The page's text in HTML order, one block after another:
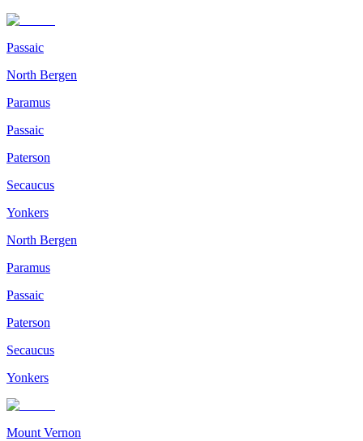
Passaic
North Bergen
Paramus
Passaic
Paterson
Secaucus
Yonkers
North Bergen
Paramus
Passaic
Paterson
Secaucus
Yonkers
Mount Vernon